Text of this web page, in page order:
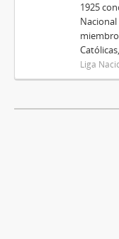
1925
Liga